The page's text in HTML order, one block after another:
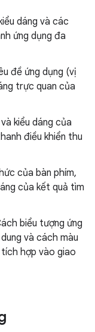
dáng và các
ứng dụng đa
đề ứng dụng (vị
trực quan của
kiểu dáng của
điều khiển thu
của bàn phím,
của kết quả tìm
biểu tượng ứng
và cách màu
hợp vào giao